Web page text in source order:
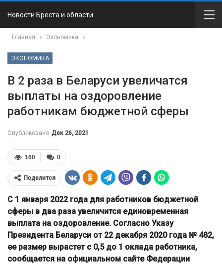
Новости Бреста и области
Главная Экономика
ЭКОНОМИКА
В 2 раза в Беларуси увеличатся
выплаты на оздоровление
работникам бюджетной сферы
Опубликовано Дек 26, 2021
0
160
Поделится
С 1 января 2022 года для работников бюджетной
сферы в два раза увеличится единовременная
выплата на оздоровление. Согласно Указу
Президента Беларуси от 22 декабря 2020 года № 482,
ее размер вырастет с 0,5 до 1 оклада работника,
сообщается на официальном сайте Федерации